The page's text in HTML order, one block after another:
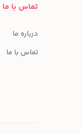
تماس با ما
درباره ما
تماس با ما